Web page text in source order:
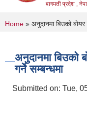
बागमती प्रदेश ,
You are
Home » अनुदानमा बिउको बोयर
अनुदानमा बिउको
गर्ने सम्बन्धमा
Submitted on: Tue,